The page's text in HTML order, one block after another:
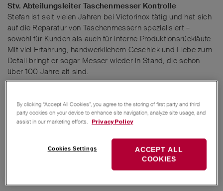
Stv. Abteilungsleiter Taschenmesser Kontrolle
Stefan ist seit vielen Jahren bei Victorinox tätig und hat sich
auf die Reparatur von Taschenmessern spezialisiert –
sowohl für Kunden als auch für interne Produktionsrückläufe.
Mit viel Erfahrung, handwerklichem Geschick und Liebe zum
Detail bringt er sogar Messer wieder in Stand, die schon
über 100 Jahre alt sind.
By clicking “Accept All Cookies”, you agree to the storing of first party and third
party cookies on your device to enhance site navigation, analyze site usage, and
assist in our marketing efforts.
Privacy Policy
Cookies Settings
ACCEPT ALL
COOKIES